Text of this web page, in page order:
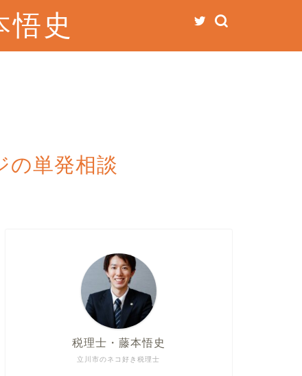
史
の単発相談
立川市のネコ好き税理士
税理士・藤本悟史